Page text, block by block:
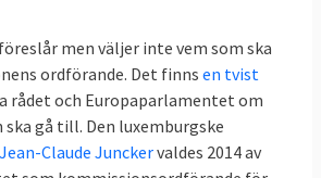
men väljer inte vem som ska
ordförande. Det finns en tvist
rådet och Europaparlamentet om
gå till. Den luxemburgske
Jean-Claude Junckervaldes 2014 av